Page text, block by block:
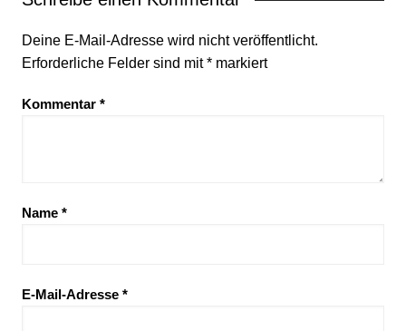
Deine E-Mail-Adresse wird nicht veröffentlicht.
Erforderliche Felder sind mit*markiert
Kommentar *
Name *
E-Mail-Adresse *